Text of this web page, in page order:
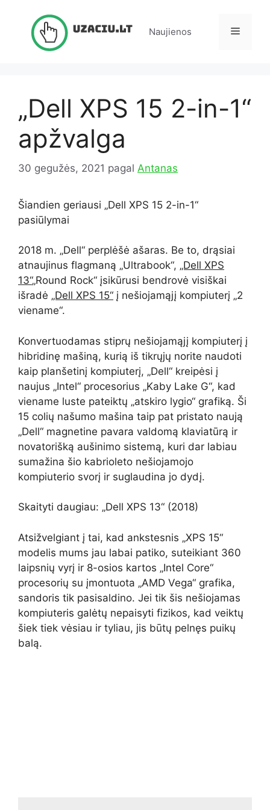
Naujienos Meniu
„Dell XPS 15 2-in-1“
apžvalga
30 gegužės, 2021 pagal Antanas
Šiandien geriausi „Dell XPS 15 2-in-1“
pasiūlymai
2018 m. „Dell“ perplėšė ašaras. Be to, drąsiai
atnaujinus flagmaną „Ultrabook“, „Dell XPS
13“„Round Rock“ įsikūrusi bendrovė visiškai
išradė „Dell XPS 15“ į nešiojamąjį kompiuterį „2
viename“.
Konvertuodamas stiprų nešiojamąjį kompiuterį į
hibridinę mašiną, kurią iš tikrųjų norite naudoti
kaip planšetinį kompiuterį, „Dell“ kreipėsi į
naujus „Intel“ procesorius „Kaby Lake G“, kad
viename luste pateiktų „atskiro lygio“ grafiką. Ši
15 colių našumo mašina taip pat pristato naują
„Dell“ magnetine pavara valdomą klaviatūrą ir
novatorišką aušinimo sistemą, kuri dar labiau
sumažina šio kabrioleto nešiojamojo
kompiuterio svorį ir suglaudina jo dydį.
Skaityti daugiau: „Dell XPS 13“ (2018)
Atsižvelgiant į tai, kad ankstesnis „XPS 15“
modelis mums jau labai patiko, suteikiant 360
laipsnių vyrį ir 8-osios kartos „Intel Core“
procesorių su įmontuota „AMD Vega“ grafika,
sandoris tik pasisaldino. Jei tik šis nešiojamas
kompiuteris galėtų nepaisyti fizikos, kad veiktų
šiek tiek vėsiau ir tyliau, jis būtų pelnęs puikų
balą.